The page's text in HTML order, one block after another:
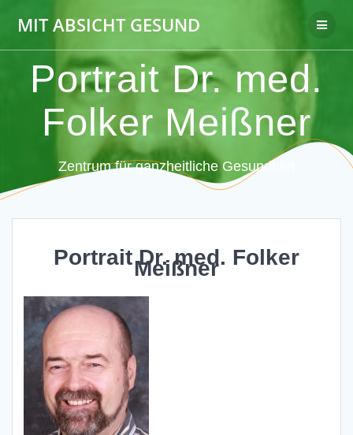
Inhalt
MIT ABSICHT GESUND
Portrait Dr. med.
Folker Meißner
Zentrum für ganzheitliche Gesundheit
Portrait Dr. med. Folker
Meißner